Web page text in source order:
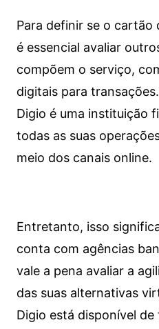
Para definir se o cartão
é essencial avaliar
compõem o serviço,
digitais para
Digio é uma instituição
todas as suas
meio dos canais online.
Entretanto, isso
conta com agências
vale a pena avaliar a
das suas alternativas
Digio está disponível